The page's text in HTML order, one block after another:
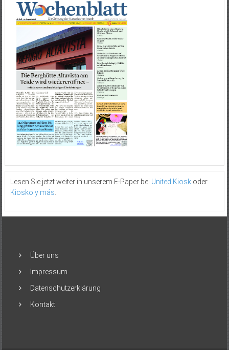
Lesen Sie jetzt weiter in unserem E-Paper bei United Kioskoder
Kiosko y más
Über uns
Impressum
Datenschutzerklärung
Kontakt